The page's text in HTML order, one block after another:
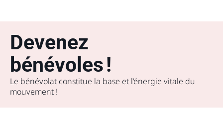
Devenez
bénévoles !
Le bénévolat constitue la base et l’énergie vitale du
mouvement !